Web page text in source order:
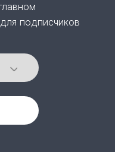
подписчиков